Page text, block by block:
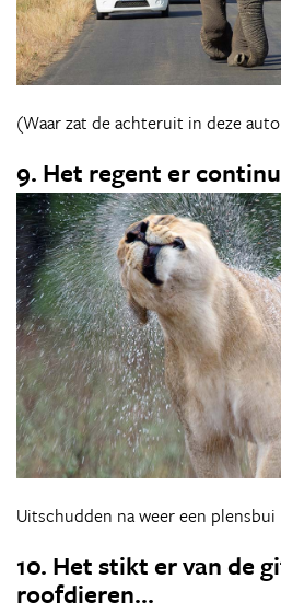
(Waar zat de achteruit in deze
9. Het regent er
Uitschudden na weer een plensbui
10. Het stikt er van de
roofdieren...